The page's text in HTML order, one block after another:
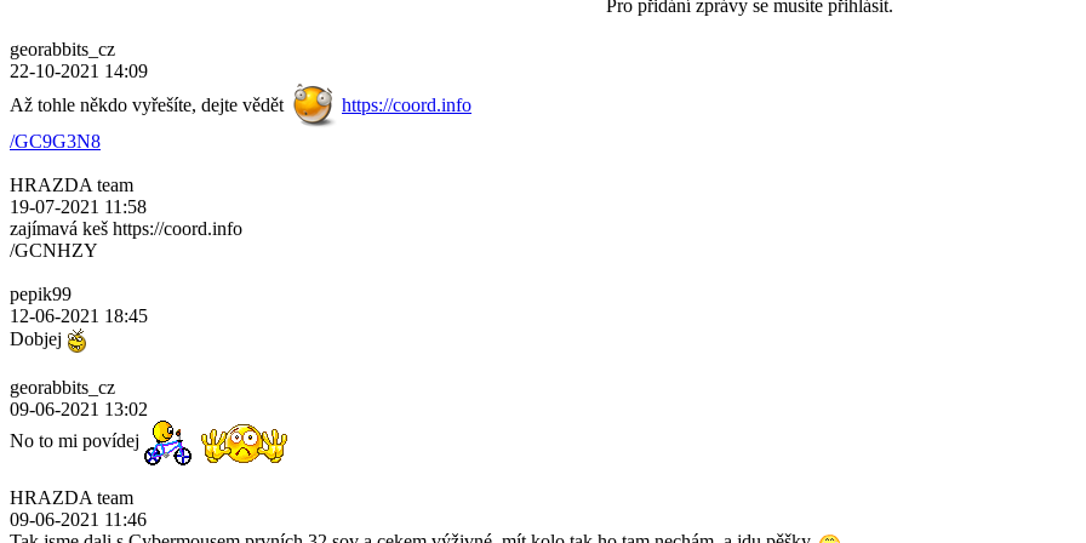
Pro přidání zprávy se musíte přihlásit.
georabbits_cz
22-10-2021 14:09
Až tohle někdo vyřešíte, dejte vědět
https://coord.info
/GC9G3N8
HRAZDA team
19-07-2021 11:58
zajímavá keš https://coord.info
/GCNHZY
pepik99
12-06-2021 18:45
Dobjej
georabbits_cz
09-06-2021 13:02
No to mi povídej
HRAZDA team
09-06-2021 11:46